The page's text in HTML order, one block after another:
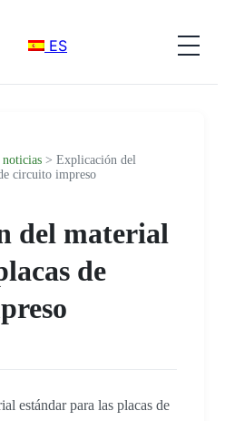
ES
noticias > Explicación del
circuito impreso
del material
de
estándar para las placas de